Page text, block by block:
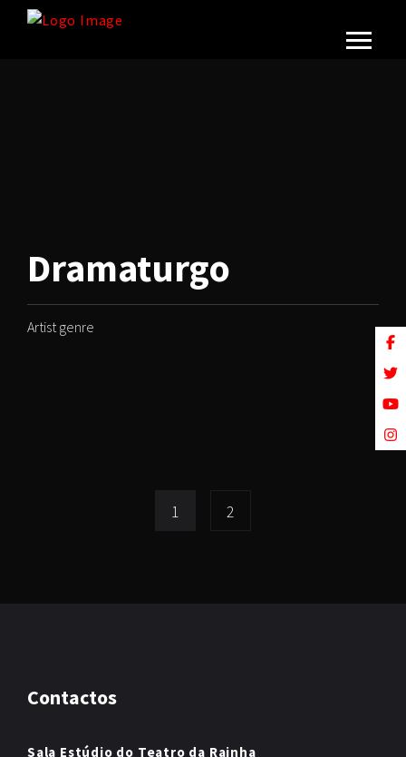
Dramaturgo
Artist genre
1 2
Contactos
Sala Estúdio do Teatro da Rainha